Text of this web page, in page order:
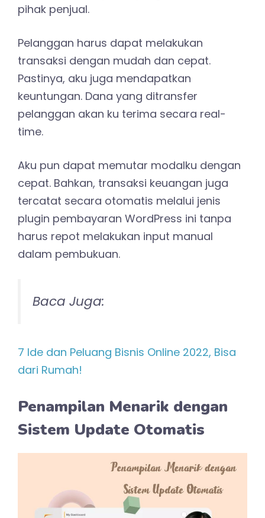
pihak penjual.
Pelanggan harus dapat melakukan
transaksi dengan mudah dan cepat.
Pastinya, aku juga mendapatkan
keuntungan. Dana yang ditransfer
pelanggan akan ku terima secara real-
time.
Aku pun dapat memutar modalku dengan
cepat. Bahkan, transaksi keuangan juga
tercatat secara otomatis melalui jenis
plugin pembayaran WordPress ini tanpa
harus repot melakukan input manual
dalam pembukuan.
Baca Juga:
7 Ide dan Peluang Bisnis Online 2022, Bisa
dari Rumah!
Penampilan Menarik dengan
Sistem Update Otomatis